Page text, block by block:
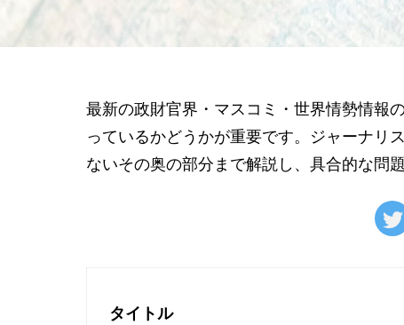
最新の政財官界・マスコミ・世界情勢情報
っているかどうかが重要です。ジャーナリ
ないその奥の部分まで解説し、具合的な問
タイトル